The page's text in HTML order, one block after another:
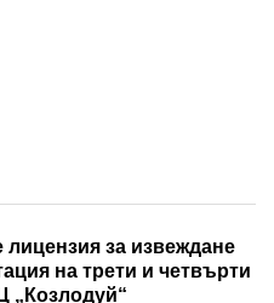
за извеждане
на трети и четвърти
„Козлодуй“